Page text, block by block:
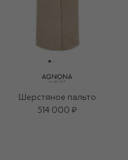
Шерстяное пальто
514 000 ₽